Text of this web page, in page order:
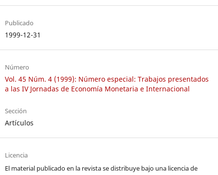
Publicado
1999-12-31
Número
Vol. 45 Núm. 4 (1999): Número especial: Trabajos presentados
a las IV Jornadas de Economía Monetaria e Internacional
Sección
Artículos
Licencia
El material publicado en la revista se distribuye bajo una licencia de